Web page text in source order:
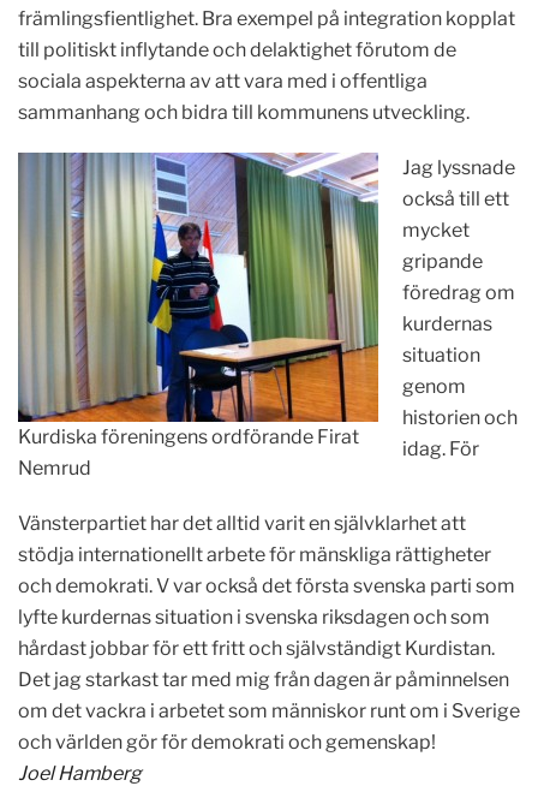
främlingsfientlighet. Bra exempel på integration kopplat
till politiskt inflytande och delaktighet förutom de
sociala aspekterna av att vara med i offentliga
sammanhang och bidra till kommunens utveckling.
Kurdiska föreningens ordförande Firat
Nemrud
Jag lyssnade
också till ett
mycket
gripande
föredrag om
kurdernas
situation
genom
historien och
idag. För
Vänsterpartiet har det alltid varit en självklarhet att
stödja internationellt arbete för mänskliga rättigheter
och demokrati. V var också det första svenska parti som
lyfte kurdernas situation i svenska riksdagen och som
hårdast jobbar för ett fritt och självständigt Kurdistan.
Det jag starkast tar med mig från dagen är påminnelsen
om det vackra i arbetet som människor runt om i Sverige
och världen gör för demokrati och gemenskap!
Joel Hamberg